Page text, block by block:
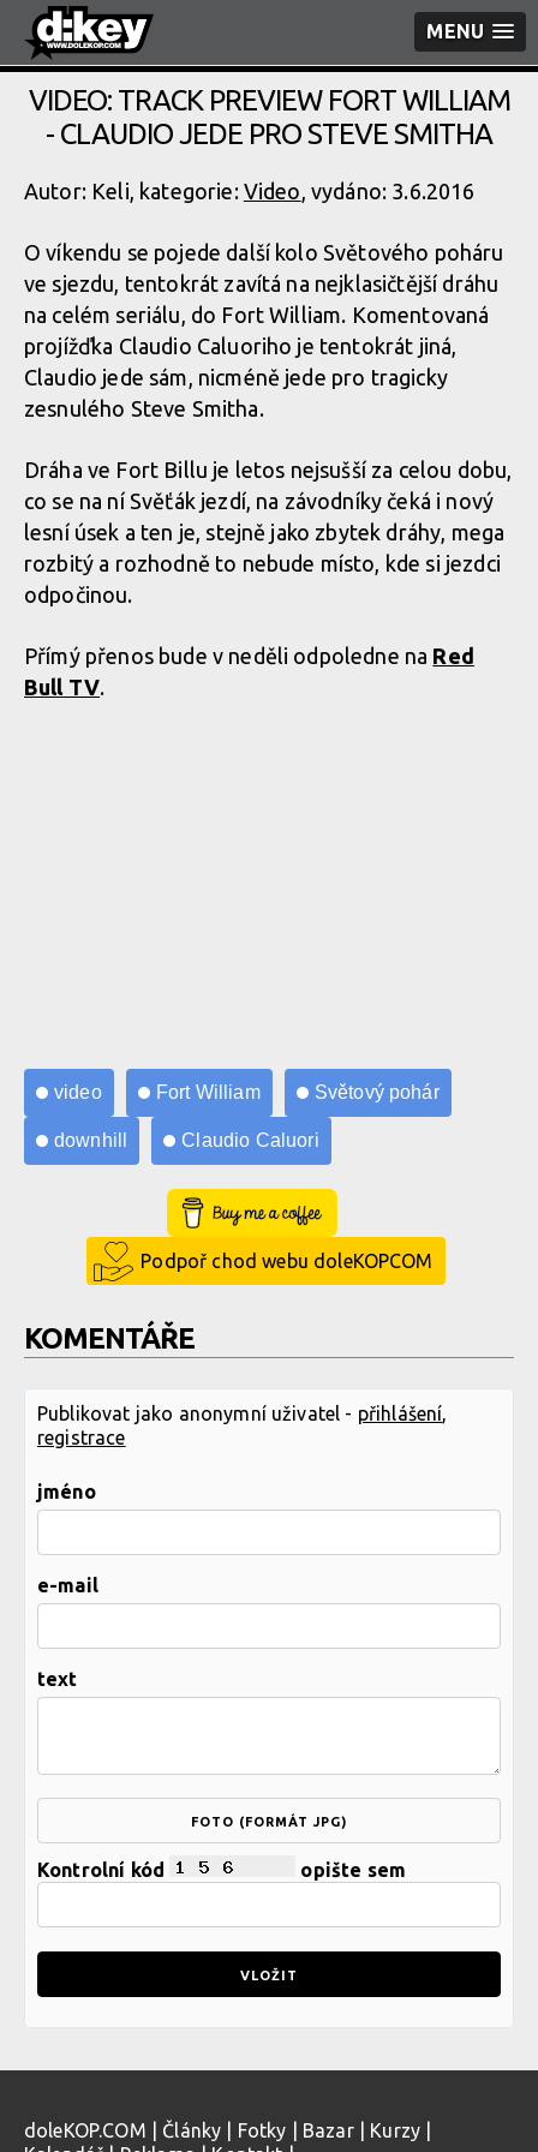
MENU
VIDEO: TRACK PREVIEW FORT WILLIAM
- CLAUDIO JEDE PRO STEVE SMITHA
Autor: Keli, kategorie: Video, vydáno: 3.6.2016
O víkendu se pojede další kolo Světového poháru
ve sjezdu, tentokrát zavítá na nejklasičtější dráhu
na celém seriálu, do Fort William. Komentovaná
projížďka Claudio Caluoriho je tentokrát jiná,
Claudio jede sám, nicméně jede pro tragicky
zesnulého Steve Smitha.
Dráha ve Fort Billu je letos nejsušší za celou dobu,
co se na ní Svěťák jezdí, na závodníky čeká i nový
lesní úsek a ten je, stejně jako zbytek dráhy, mega
rozbitý a rozhodně to nebude místo, kde si jezdci
odpočinou.
Přímý přenos bude v neděli odpoledne na Red
Bull TV.
video Fort William Světový pohár
downhill Claudio Caluori
Buy Me a Coffee
Podpoř chod webu doleKOPCOM
KOMENTÁŘE
Publikovat jako anonymní uživatel - přihlášení
registrace
jméno
e-mail
text
FOTO (FORMÁT JPG)
Kontrolní kód opište sem
doleKOP.COM Články Fotky Bazar| Kurzy